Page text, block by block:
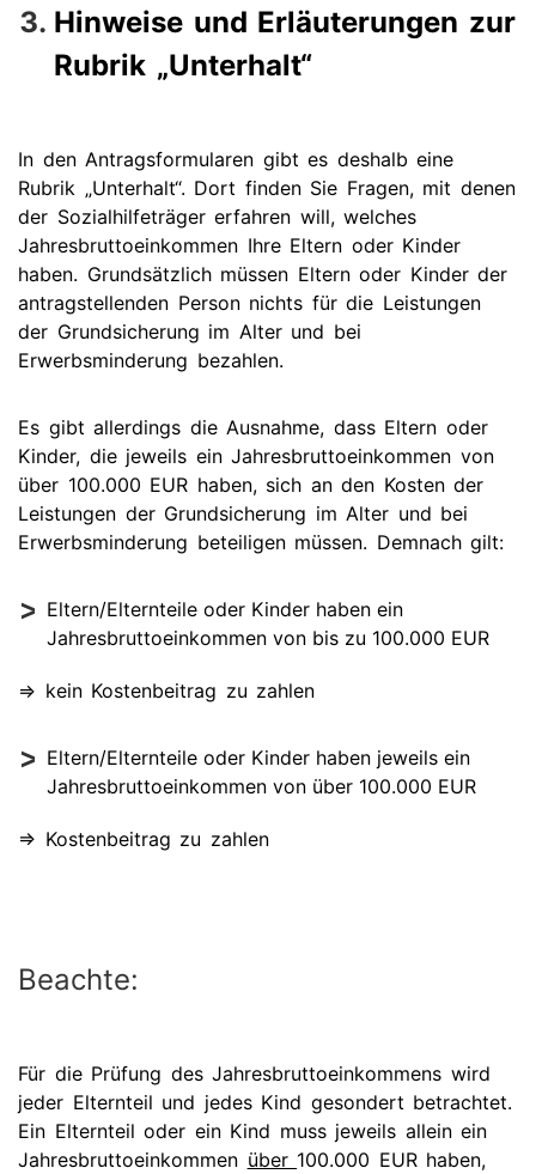
Hinweise und Erläuterungen zur
Rubrik „Unterhalt“
In den Antragsformularen gibt es deshalb eine
Rubrik „Unterhalt“. Dort finden Sie Fragen, mit denen
der Sozialhilfeträger erfahren will, welches
Jahresbruttoeinkommen Ihre Eltern oder Kinder
haben. Grundsätzlich müssen Eltern oder Kinder der
antragstellenden Person nichts für die Leistungen
der Grundsicherung im Alter und bei
Erwerbsminderung bezahlen.
Es gibt allerdings die Ausnahme, dass Eltern oder
Kinder, die jeweils ein Jahresbruttoeinkommen von
über 100.000 EUR haben, sich an den Kosten der
Leistungen der Grundsicherung im Alter und bei
Erwerbsminderung beteiligen müssen. Demnach gilt:
Eltern/Elternteile oder Kinder haben ein
Jahresbruttoeinkommen von bis zu 100.000 EUR
=> kein Kostenbeitrag zu zahlen
Eltern/Elternteile oder Kinder haben jeweils ein
Jahresbruttoeinkommen von über 100.000 EUR
=> Kostenbeitrag zu zahlen
Beachte:
Für die Prüfung des Jahresbruttoeinkommens wird
jeder Elternteil und jedes Kind gesondert betrachtet.
Ein Elternteil oder ein Kind muss jeweils allein ein
Jahresbruttoeinkommen über 100.000 EUR haben,